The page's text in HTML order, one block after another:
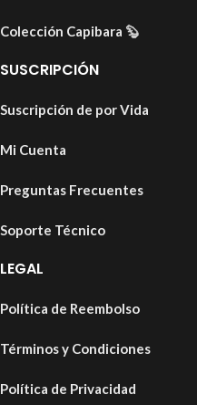
Colección Capibara 🦫
SUSCRIPCIÓN
Suscripción de por Vida
Mi Cuenta
Preguntas Frecuentes
Soporte Técnico
LEGAL
Política de Reembolso
Términos y Condiciones
Política de Privacidad